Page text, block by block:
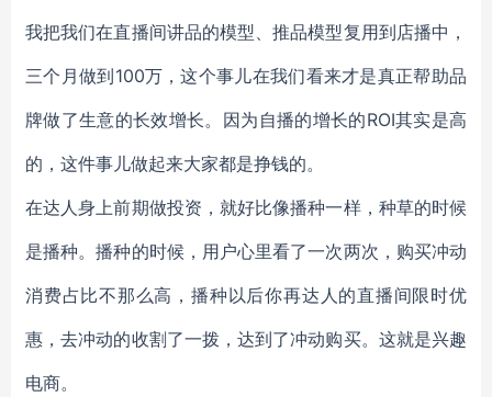
我把我们在直播间讲品的模型、推品模型复用到店播中，
三个月做到100万，这个事儿在我们看来才是真正帮助品
牌做了生意的长效增长。因为自播的增长的ROI其实是高
的，这件事儿做起来大家都是挣钱的。
在达人身上前期做投资，就好比像播种一样，种草的时候
是播种。播种的时候，用户心里看了一次两次，购买冲动
消费占比不那么高，播种以后你再达人的直播间限时优
惠，去冲动的收割了一拨，达到了冲动购买。这就是兴趣
电商。